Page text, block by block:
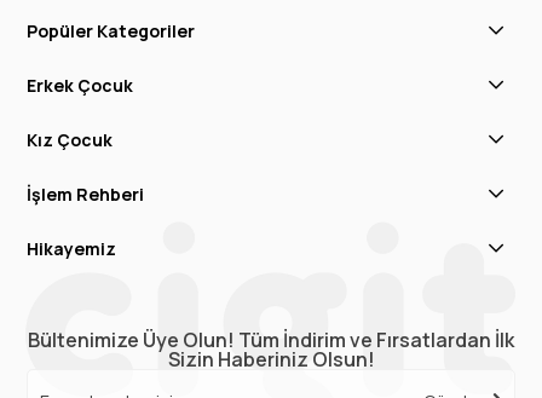
Popüler Kategoriler
Erkek Çocuk
Kız Çocuk
İşlem Rehberi
Hikayemiz
Bültenimize Üye Olun! Tüm İndirim ve Fırsatlardan İlk
Sizin Haberiniz Olsun!